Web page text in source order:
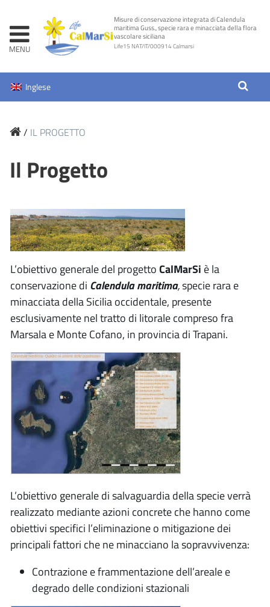
Inglese
Misure di conservazione integrata di Calendula
maritima Guss., specie rara e minacciata della flora
vascolare siciliana
Life15 NAT/IT/000914 Calmarsi
content
/ IL PROGETTO
Il Progetto
L’obiettivo generale del progettoCalMarSi è la
conservazione di Calendula maritima,specie rara e
minacciata della Sicilia occidentale, presente
esclusivamente nel tratto di litorale compreso fra
Marsala e Monte Cofano, in provincia di Trapani.
L’obiettivo generale di salvaguardia della specie verrà
realizzato mediante azioni concrete che hanno come
obiettivi specifici l’eliminazione o mitigazione dei
principali fattori che ne minacciano la sopravvivenza:
Contrazione e frammentazione dell’areale e
degrado delle condizioni stazionali